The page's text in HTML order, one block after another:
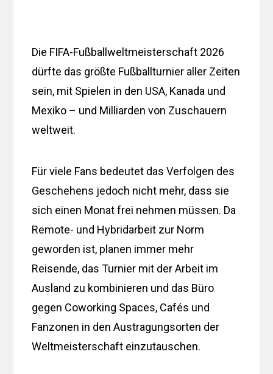
Die FIFA-Fußballweltmeisterschaft 2026
dürfte das größte Fußballturnier aller Zeiten
sein, mit Spielen in den USA, Kanada und
Mexiko – und Milliarden von Zuschauern
weltweit.
Für viele Fans bedeutet das Verfolgen des
Geschehens jedoch nicht mehr, dass sie
sich einen Monat frei nehmen müssen. Da
Remote- und Hybridarbeit zur Norm
geworden ist, planen immer mehr
Reisende, das Turnier mit der Arbeit im
Ausland zu kombinieren und das Büro
gegen Coworking Spaces, Cafés und
Fanzonen in den Austragungsorten der
Weltmeisterschaft einzutauschen.